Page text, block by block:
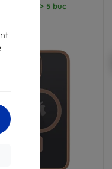
În stoc > 5 buc